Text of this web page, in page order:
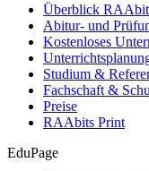
Überblick
Abitur- und
Kostenloses
Studium &
Fachschaft &
Preise
RAAbits Print
EduPage